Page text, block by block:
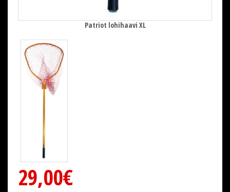
Patriot lohihaavi XL
29,00€